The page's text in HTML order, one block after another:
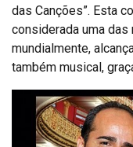
das Canções”. Esta
considerada uma
mundialmente,
também musical,